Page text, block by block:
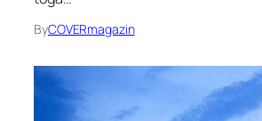
ByCOVERmagazin